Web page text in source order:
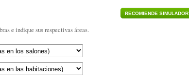
RECOMIENDE SIMULADOR
e indique sus respectivas áreas.